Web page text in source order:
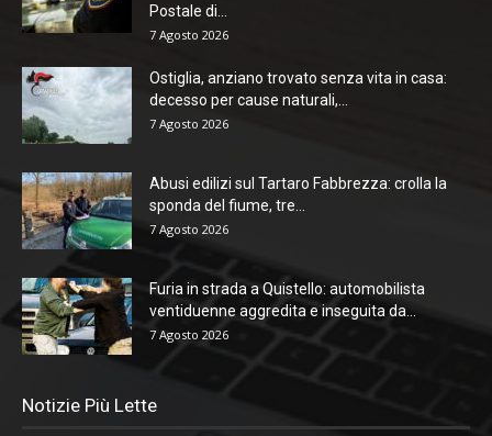
Postale di...
7 Agosto 2026
Ostiglia, anziano trovato senza vita in casa:
decesso per cause naturali,...
7 Agosto 2026
Abusi edilizi sul Tartaro Fabbrezza: crolla la
sponda del fiume, tre...
7 Agosto 2026
Furia in strada a Quistello: automobilista
ventiduenne aggredita e inseguita da...
7 Agosto 2026
Notizie Più Lette